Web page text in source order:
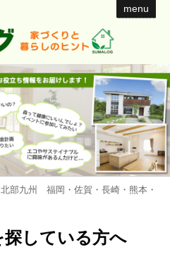
menu
九州 福岡・佐賀・長崎・熊本・
探している方へ